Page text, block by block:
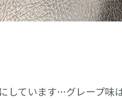
ています…グレープ味